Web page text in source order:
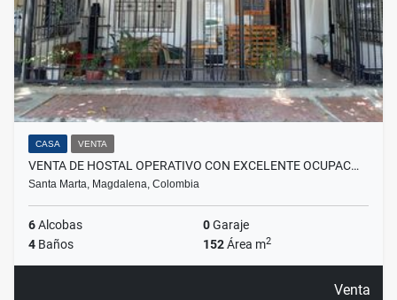
CASA VENTA
VENTA DE HOSTAL OPERATIVO CON EXCELENTE OCUPAC…
Santa Marta, Magdalena, Colombia
6Alcobas 0Garaje
4 Baños 152Área m2
Venta